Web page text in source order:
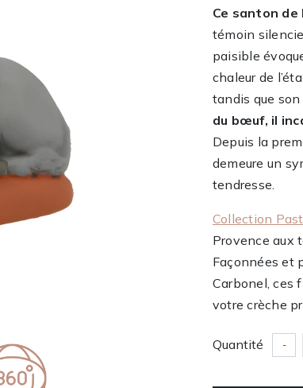
Ce santon de
témoin
paisible
chaleur de
tandis que
du bœuf, il
Depuis la
demeure un
tendresse.
Collection
Provence aux
Façonnées et
Carbonel, ces
votre crèche
Quantité -